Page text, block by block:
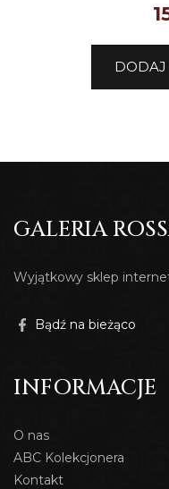
DODAJ
GALERIA
Wyjątkowy sklep
Bądź na bieżąco
INFORMACJE
O nas
ABC Kolekcjonera
Kontakt